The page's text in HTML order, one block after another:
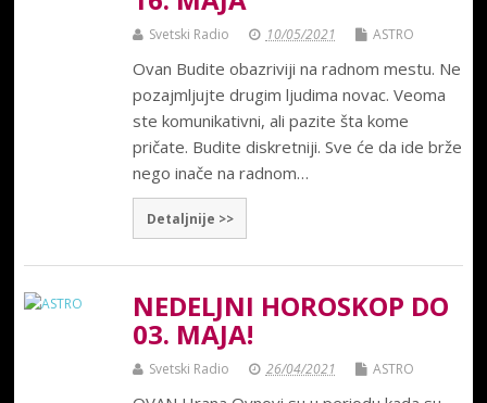
Svetski Radio 10/05/2021 ASTRO
Ovan Budite obazriviji na radnom mestu. Ne
pozajmljujte drugim ljudima novac. Veoma
ste komunikativni, ali pazite šta kome
pričate. Budite diskretniji. Sve će da ide brže
nego inače na radnom…
Detaljnije >>
NEDELJNI HOROSKOP DO
03. MAJA!
Svetski Radio 26/04/2021 ASTRO